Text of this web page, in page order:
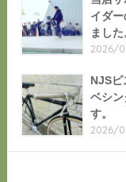
イダ
ました
2026/
NJSピ
ベシ
す。
2026/